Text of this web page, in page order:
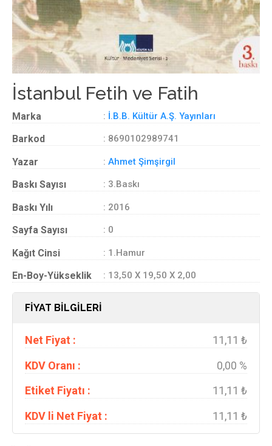
İstanbul Fetih ve Fatih
Marka : İ.B.B. Kültür A.Ş. Yayınları
Barkod : 8690102989741
Yazar : Ahmet Şimşirgil
Baskı Sayısı : 3.Baskı
Baskı Yılı : 2016
Sayfa Sayısı : 0
Kağıt Cinsi : 1.Hamur
En-Boy-Yükseklik : 13,50 X 19,50 X 2,00
FİYAT BİLGİLERİ
Net Fiyat :
11,11 ₺
KDV Oranı :
0,00 %
Etiket Fiyatı :
11,11 ₺
KDV li Net Fiyat :
11,11 ₺